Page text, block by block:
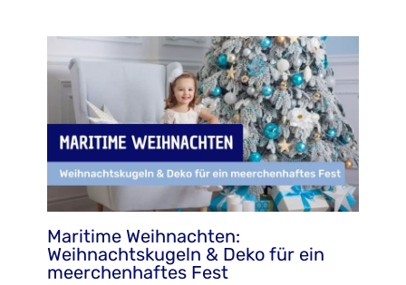
Maritime Weihnachten:
Weihnachtskugeln & Deko für ein
meerchenhaftes Fest